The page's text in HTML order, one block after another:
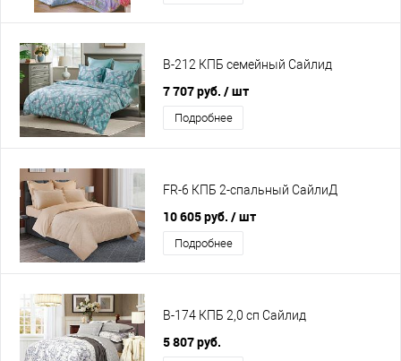
B-212 КПБ семейный Сайлид
7 707 руб. / шт
Подробнее
FR-6 КПБ 2-спальный СайлиД
10 605 руб. / шт
Подробнее
B-174 КПБ 2,0 сп Сайлид
5 807 руб.